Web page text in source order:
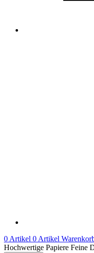
0 Artikel 0 Artikel
Hochwertige Papiere Feine